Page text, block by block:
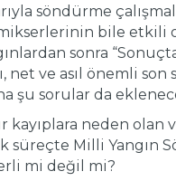
söndürme
mikserlerinin bile etkili
sonra
net ve asıl önemli son
şu sorular da
kayıplara neden olan
süreçte Milli Yangın
mi değil mi?